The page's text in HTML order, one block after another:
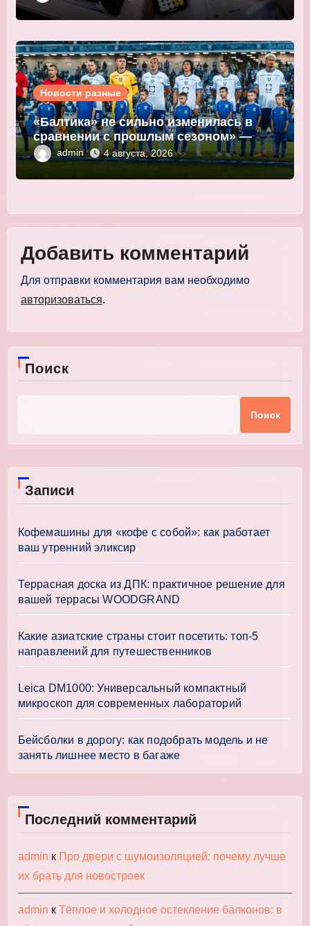
Новости разные
«Балтика» не сильно изменилась в
сравнении с прошлым сезоном» —
Морadmin 4 августа, 2026
Добавить комментарий
Для отправки комментария вам необходимо
авторизоваться.
Поиск
Поиск
Записи
Кофемашины для «кофе с собой»: как работает
ваш утренний эликсир
Террасная доска из ДПК: практичное решение для
вашей террасы WOODGRAND
Какие азиатские страны стоит посетить: топ-5
направлений для путешественников
Leica DM1000: Универсальный компактный
микроскоп для современных лабораторий
Бейсболки в дорогу: как подобрать модель и не
занять лишнее место в багаже
Последний комментарий
admin к Про двери с шумоизоляцией: почему лучше
их брать для новостроек
admin к Тёплое и холодное остекление балконов: в